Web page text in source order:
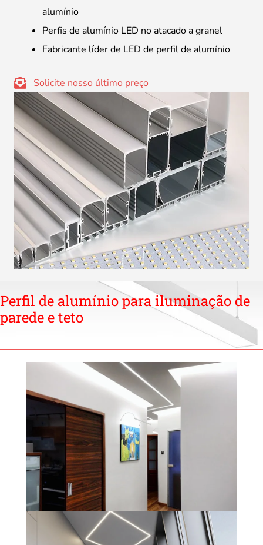
alumínio
Perfis de alumínio LED no atacado a granel
Fabricante líder de LED de perfil de alumínio
Solicite nosso último preço
Perfil de alumínio para iluminação de
parede e teto